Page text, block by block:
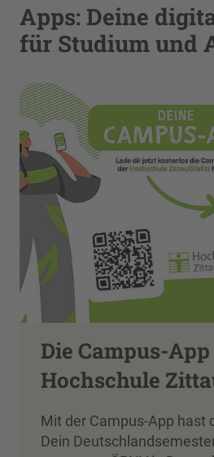
Apps: Deine
für Studium und
Die Campus-
Hochschule
Mit der Campus-App hast
Dein